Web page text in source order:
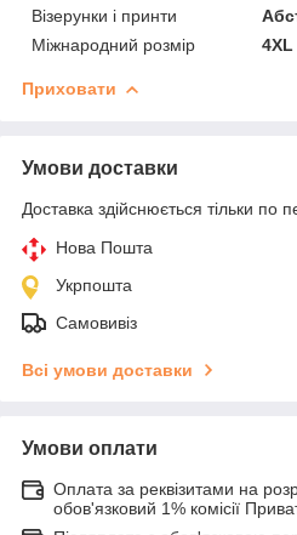
Візерунки і принти
Міжнародний розмір
4XL
Приховати
Умови доставки
Доставка здійснюється тільки по
Нова Пошта
Укрпошта
Самовивіз
Всі умови доставки
Умови оплати
Оплата за реквізитами на
обов'язковий 1% комісії